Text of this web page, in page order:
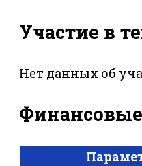
Участие в
Нет данных об